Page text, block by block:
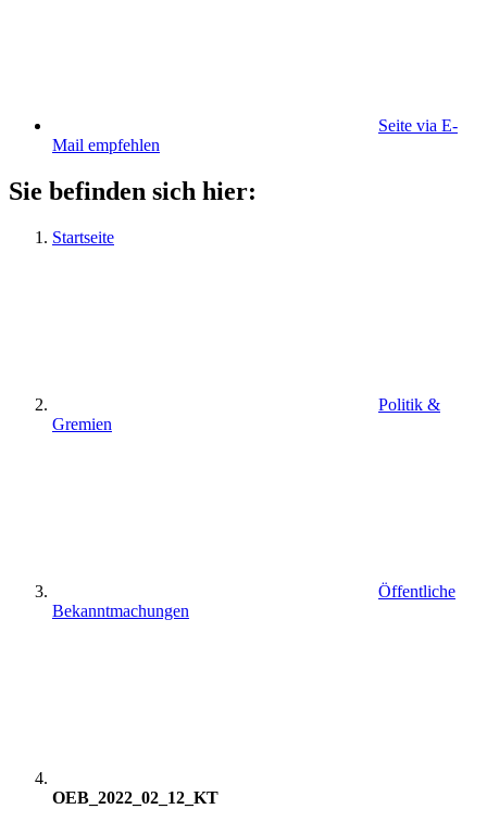
Seite via E-
Mail empfehlen
Sie befinden sich hier:
Startseite
Politik &
Gremien
Öffentliche
Bekanntmachungen
OEB_2022_02_12_KT